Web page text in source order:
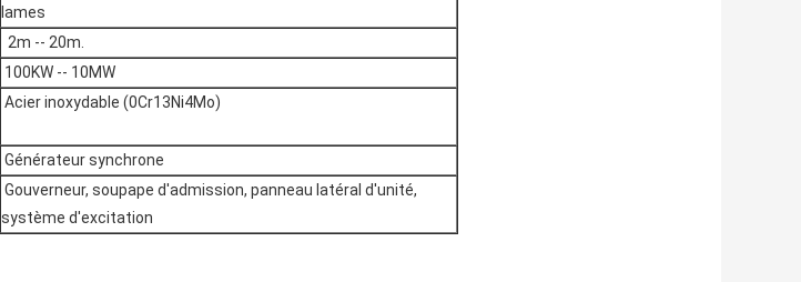
lames
2m -- 20m.
100KW -- 10MW
Acier inoxydable (0Cr13Ni4Mo)
Générateur synchrone
Gouverneur, soupape d'admission, panneau latéral d'unité,
système d'excitation